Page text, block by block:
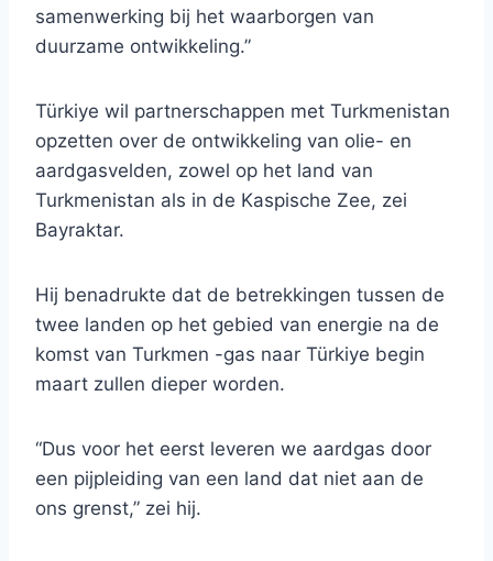
samenwerking bij het waarborgen van
duurzame ontwikkeling.”
Türkiye wil partnerschappen met Turkmenistan
opzetten over de ontwikkeling van olie- en
aardgasvelden, zowel op het land van
Turkmenistan als in de Kaspische Zee, zei
Bayraktar.
Hij benadrukte dat de betrekkingen tussen de
twee landen op het gebied van energie na de
komst van Turkmen -gas naar Türkiye begin
maart zullen dieper worden.
“Dus voor het eerst leveren we aardgas door
een pijpleiding van een land dat niet aan de
ons grenst,” zei hij.